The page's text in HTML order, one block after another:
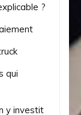
?
qui
y investit